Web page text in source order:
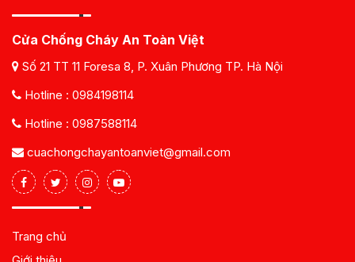
Cửa Chống Cháy An Toàn Việt
Số 21 TT 11 Foresa 8, P. Xuân Phương TP. Hà Nội
Hotline : 0984198114
Hotline : 0987588114
cuachongchayantoanviet@gmail.com
Trang chủ